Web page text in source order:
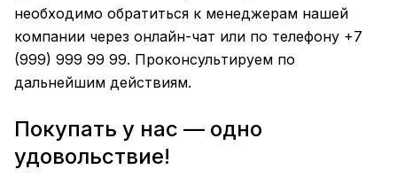
необходимо обратиться к менеджерам нашей
компании через онлайн-чат или по телефону +7
(999) 999 99 99. Проконсультируем по
дальнейшим действиям.
Покупать у нас — одно
удовольствие!